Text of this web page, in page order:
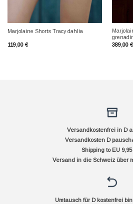
Marjolaine Shorts Tracy dahlia
119,00 €
389,00 €
Versandkostenfrei in D
Versandkosten D
Shipping to EU
Versand in die Schweiz über
Umtausch für D kostenfrei